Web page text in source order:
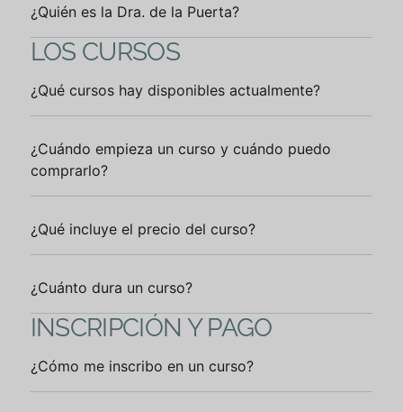
¿Quién es la Dra. de la Puerta?
LOS CURSOS
¿Qué cursos hay disponibles actualmente?
¿Cuándo empieza un curso y cuándo puedo
comprarlo?
¿Qué incluye el precio del curso?
¿Cuánto dura un curso?
INSCRIPCIÓN Y PAGO
¿Cómo me inscribo en un curso?